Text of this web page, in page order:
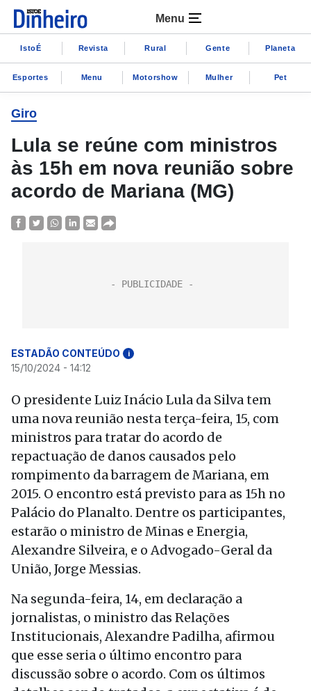
Menu
IstoÉ Revista Rural Gente Planeta
Esportes Menu Motorshow Mulher Pet
Giro
Lula se reúne com ministros
às 15h em nova reunião sobre
acordo de Mariana (MG)
ESTADÃO CONTEÚDO i
15/10/2024 - 14:12
O presidente Luiz Inácio Lula da Silva tem
uma nova reunião nesta terça-feira, 15, com
ministros para tratar do acordo de
repactuação de danos causados pelo
rompimento da barragem de Mariana, em
2015. O encontro está previsto para as 15h no
Palácio do Planalto. Dentre os participantes,
estarão o ministro de Minas e Energia,
Alexandre Silveira, e o Advogado-Geral da
União, Jorge Messias.
Na segunda-feira, 14, em declaração a
jornalistas, o ministro das Relações
Institucionais, Alexandre Padilha, afirmou
que esse seria o último encontro para
discussão sobre o acordo. Com os últimos